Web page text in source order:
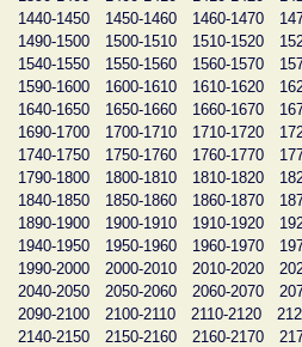
1440-1450
1450-1460 1460-1470
1490-1500
1500-1510 1510-1520
1540-1550
1550-1560 1560-1570
1590-1600
1600-1610 1610-1620
1640-1650
1650-1660 1660-1670
1690-1700
1700-1710 1710-1720
1740-1750
1750-1760 1760-1770
1790-1800
1800-1810 1810-1820
1840-1850
1850-1860 1860-1870
1890-1900
1900-1910 1910-1920
1940-1950
1950-1960 1960-1970
1990-2000
2000-2010 2010-2020
2040-2050
2050-2060 2060-2070
2090-2100
2100-2110 2110-2120
2140-2150
2150-2160 2160-2170